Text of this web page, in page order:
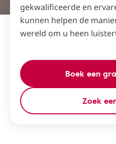
gekwalificeerde en
kunnen helpen de
wereld om u heen
Boek een
Zoek